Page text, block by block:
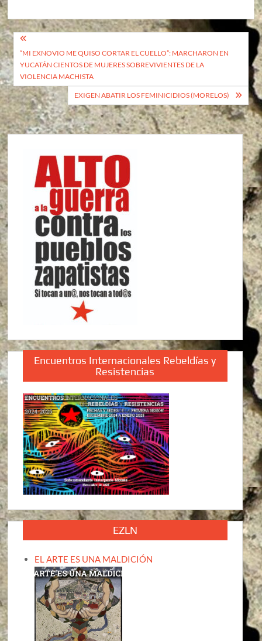
Navegación
de
entradas
“MI EXNOVIO ME QUISO CORTAR EL CUELLO”: MARCHARON EN
YUCATÁN CIENTOS DE MUJERES SOBREVIVIENTES DE LA
VIOLENCIA MACHISTA
EXIGEN ABATIR LOS FEMINICIDIOS (MORELOS)
Encuentros Internacionales Rebeldías y
Resistencias
EZLN
EL ARTE ES UNA MALDICIÓN